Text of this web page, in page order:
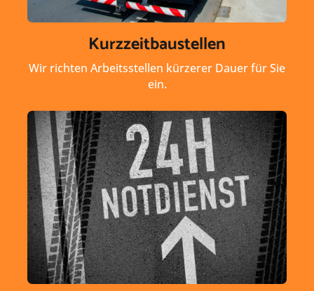
Kurzzeitbaustellen
Wir richten Arbeitsstellen kürzerer Dauer für Sie
ein.